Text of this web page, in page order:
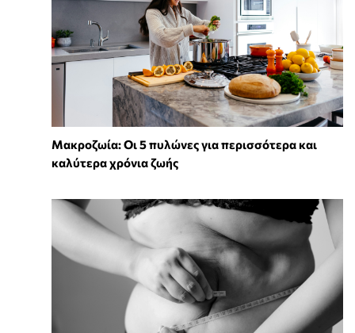
Mακροζωία: Οι 5 πυλώνες για περισσότερα και
καλύτερα χρόνια ζωής